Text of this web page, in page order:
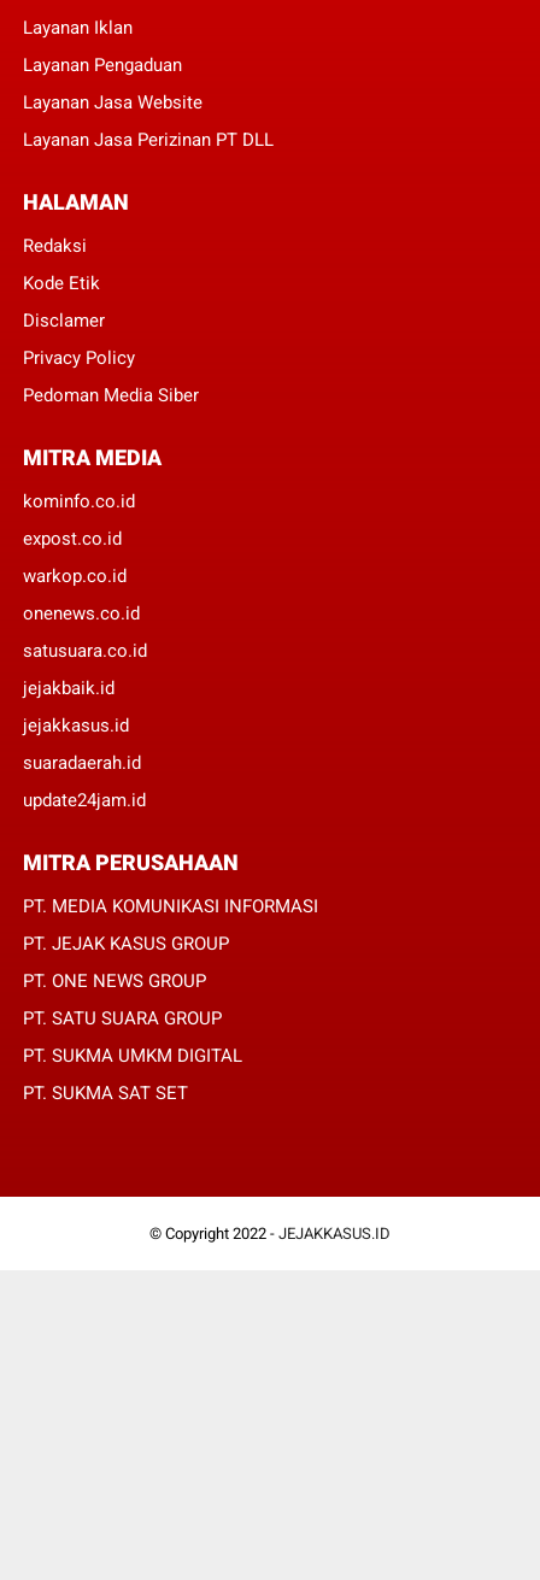
Layanan Iklan
Layanan Pengaduan
Layanan Jasa Website
Layanan Jasa Perizinan PT DLL
HALAMAN
Redaksi
Kode Etik
Disclamer
Privacy Policy
Pedoman Media Siber
MITRA MEDIA
kominfo.co.id
expost.co.id
warkop.co.id
onenews.co.id
satusuara.co.id
jejakbaik.id
jejakkasus.id
suaradaerah.id
update24jam.id
MITRA PERUSAHAAN
PT. MEDIA KOMUNIKASI INFORMASI
PT. JEJAK KASUS GROUP
PT. ONE NEWS GROUP
PT. SATU SUARA GROUP
PT. SUKMA UMKM DIGITAL
PT. SUKMA SAT SET
© Copyright 2022 - JEJAKKASUS.ID